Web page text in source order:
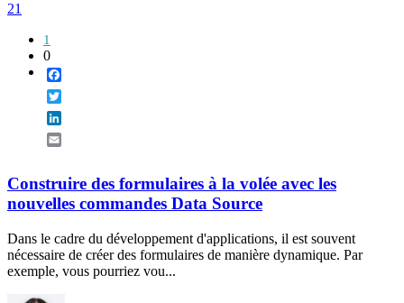
21
1
0
Construire des formulaires à la volée avec les
nouvelles commandes Data Source
Dans le cadre du développement d'applications, il est souvent
nécessaire de créer des formulaires de manière dynamique. Par
exemple, vous pourriez vou...